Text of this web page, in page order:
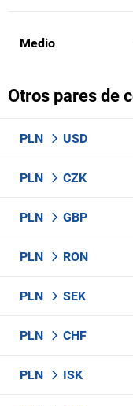
Medio
Otros pares de
PLN USD
PLN CZK
PLN GBP
PLN RON
PLN SEK
PLN CHF
PLN ISK